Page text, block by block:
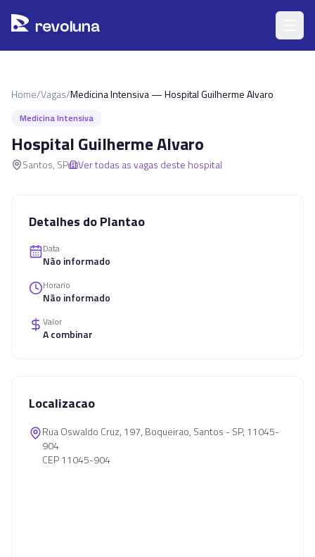
revoluna
Home/Vagas/Medicina Intensiva — Hospital Guilherme Alvaro
Medicina Intensiva
Hospital Guilherme Alvaro
Santos, SP Ver todas as vagas deste hospital
Detalhes do Plantao
Data
Não informado
Horario
Não informado
Valor
A combinar
Localizacao
Rua Oswaldo Cruz, 197, Boqueirao, Santos - SP, 11045-
904
CEP 11045-904